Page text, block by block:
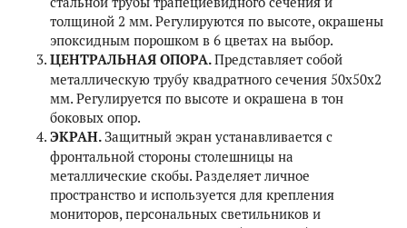
толщиной 2 мм. Регулируются по высоте, окрашены
эпоксидным порошком в 6 цветах на выбор.
ЦЕНТРАЛЬНАЯ ОПОРА.Представляет собой
металлическую трубу квадратного сечения 50х50х2
мм. Регулируется по высоте и окрашена в тон
боковых опор.
ЭКРАН.Защитный экран устанавливается с
фронтальной стороны столешницы на
металлические скобы. Разделяет личное
пространство и используется для крепления
мониторов, персональных светильников и